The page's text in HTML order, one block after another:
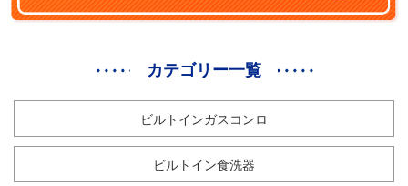
カテゴリー一覧
ビルトインガスコンロ
ビルトイン食洗器